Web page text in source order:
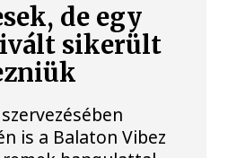
de egy
sikerült
is a Balaton Vibez